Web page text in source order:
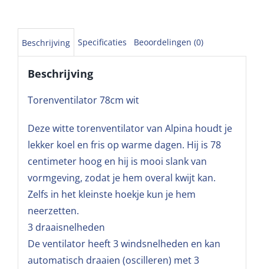
Beschrijving Specificaties Beoordelingen (0)
Beschrijving
Torenventilator 78cm wit
Deze witte torenventilator van Alpina houdt je
lekker koel en fris op warme dagen. Hij is 78
centimeter hoog en hij is mooi slank van
vormgeving, zodat je hem overal kwijt kan.
Zelfs in het kleinste hoekje kun je hem
neerzetten.
3 draaisnelheden
De ventilator heeft 3 windsnelheden en kan
automatisch draaien (oscilleren) met 3